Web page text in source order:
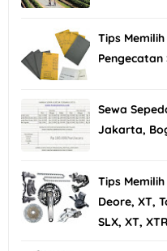
Tips
Pengecatan
Sewa
Jakarta,
Tips
Deore, XT,
SLX, XT, XTR